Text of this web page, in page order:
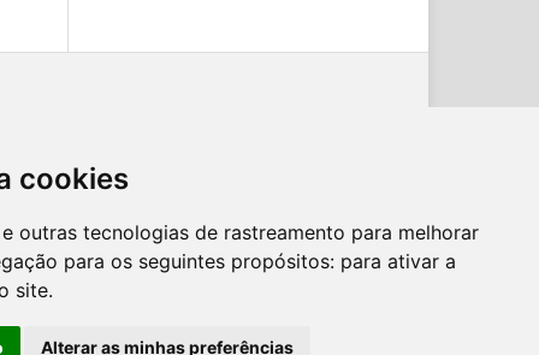
cookies
outras tecnologias de rastreamento para melhorar
para os seguintes propósitos: para ativar a
site.
Alterar as minhas preferências